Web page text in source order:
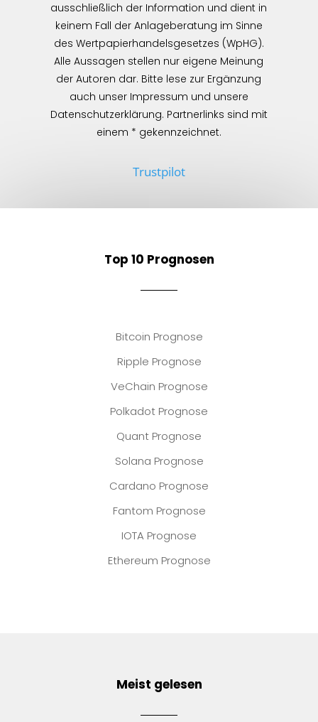
ausschließlich der Information und dient in
keinem Fall der Anlageberatung im Sinne
des Wertpapierhandelsgesetzes (WpHG).
Alle Aussagen stellen nur eigene Meinung
der Autoren dar. Bitte lese zur Ergänzung
auch unser Impressum und unsere
Datenschutzerklärung. Partnerlinks sind mit
einem * gekennzeichnet.
Trustpilot
Top 10 Prognosen
Bitcoin Prognose
Ripple Prognose
VeChain Prognose
Polkadot Prognose
Quant Prognose
Solana Prognose
Cardano Prognose
Fantom Prognose
IOTA Prognose
Ethereum Prognose
Meist gelesen